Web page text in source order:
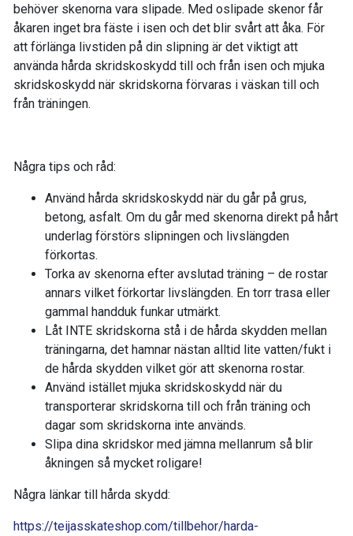
behöver skenorna vara slipade. Med oslipade skenor får
åkaren inget bra fäste i isen och det blir svårt att åka. För
att förlänga livstiden på din slipning är det viktigt att
använda hårda skridskoskydd till och från isen och mjuka
skridskoskydd när skridskorna förvaras i väskan till och
från träningen.
Några tips och råd:
Använd hårda skridskoskydd när du går på grus,
betong, asfalt. Om du går med skenorna direkt på hårt
underlag förstörs slipningen och livslängden
förkortas.
Torka av skenorna efter avslutad träning – de rostar
annars vilket förkortar livslängden. En torr trasa eller
gammal handduk funkar utmärkt.
Låt INTE skridskorna stå i de hårda skydden mellan
träningarna, det hamnar nästan alltid lite vatten/fukt i
de hårda skydden vilket gör att skenorna rostar.
Använd istället mjuka skridskoskydd när du
transporterar skridskorna till och från träning och
dagar som skridskorna inte används.
Slipa dina skridskor med jämna mellanrum så blir
åkningen så mycket roligare!
Några länkar till hårda skydd:
https://teijasskateshop.com/tillbehor/harda-